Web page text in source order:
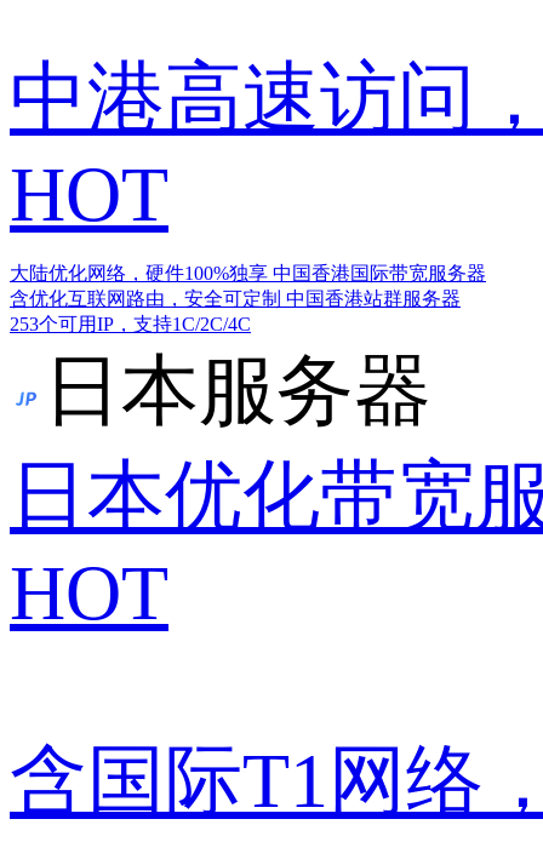
中港高速访问
HOT
大陆优化网络，硬件100%独享 中国香港国际带宽服务器
含优化互联网路由，安全可定制 中国香港站群服务器
253个可用IP，支持1C/2C/4C
日本服务器
日本优化带宽
HOT
含国际T1网络